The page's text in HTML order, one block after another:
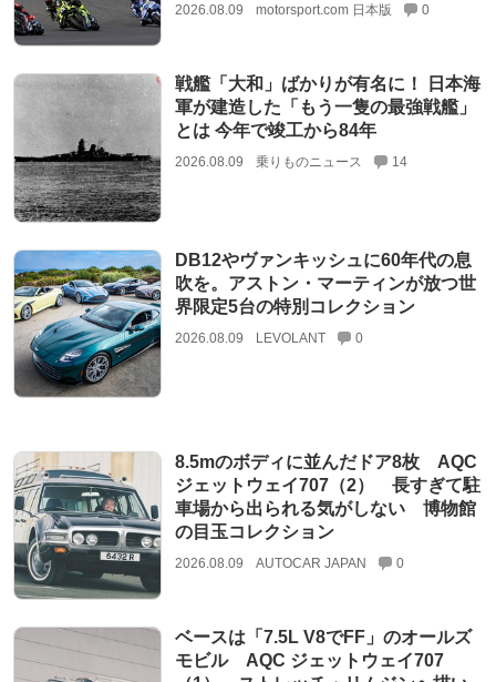
2026.08.09 motorsport.com 日本版 0
戦艦「大和」ばかりが有名に！ 日本海
軍が建造した「もう一隻の最強戦艦」
とは 今年で竣工から84年
2026.08.09 乗りものニュース 14
DB12やヴァンキッシュに60年代の息
吹を。アストン・マーティンが放つ世
界限定5台の特別コレクション
2026.08.09 LEVOLANT 0
8.5mのボディに並んだドア8枚 AQC
ジェットウェイ707（2） 長すぎて駐
車場から出られる気がしない 博物館
の目玉コレクション
2026.08.09 AUTOCAR JAPAN 0
ベースは「7.5L V8でFF」のオールズ
モビル AQC ジェットウェイ707